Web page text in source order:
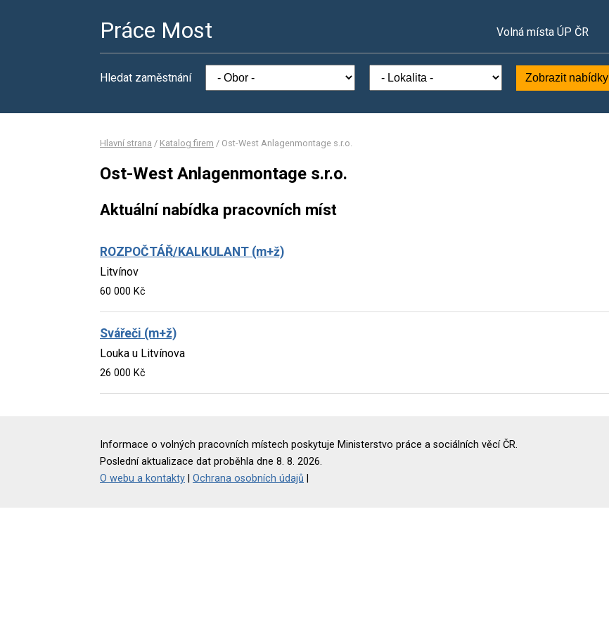
Práce Most Volná místa ÚP ČR
Hledat zaměstnání Zobrazit nabídky
Hlavní strana / Katalog firem / Ost-West Anlagenmontage s.r.o.
Ost-West Anlagenmontage s.r.o.
Aktuální nabídka pracovních míst
ROZPOČTÁŘ/KALKULANT (m+ž)
Litvínov
60 000 Kč
Svářeči (m+ž)
Louka u Litvínova
26 000 Kč
Informace o volných pracovních místech poskytuje Ministerstvo práce a sociálních věcí ČR.
Poslední aktualizace dat proběhla dne 8. 8. 2026.
O webu a kontakty
Ochrana osobních údajů